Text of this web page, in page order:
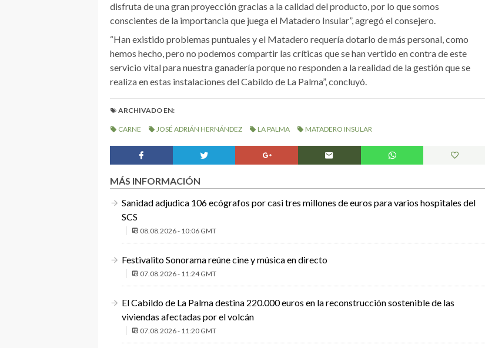
disfruta de una gran proyección gracias a la calidad del producto, por lo que somos
conscientes de la importancia que juega el Matadero Insular”, agregó el consejero.
“Han existido problemas puntuales y el Matadero requería dotarlo de más personal, como
hemos hecho, pero no podemos compartir las críticas que se han vertido en contra de este
servicio vital para nuestra ganadería porque no responden a la realidad de la gestión que se
realiza en estas instalaciones del Cabildo de La Palma”, concluyó.
ARCHIVADO EN:
CARNE JOSÉ ADRIÁN HERNÁNDEZ LA PALMA MATADERO INSULAR
MÁS INFORMACIÓN
Sanidad adjudica 106 ecógrafos por casi tres millones de euros para varios hospitales del
SCS
08.08.2026 - 10:06 GMT
Festivalito Sonorama reúne cine y música en directo
07.08.2026 - 11:24 GMT
El Cabildo de La Palma destina 220.000 euros en la reconstrucción sostenible de las
viviendas afectadas por el volcán
07.08.2026 - 11:20 GMT